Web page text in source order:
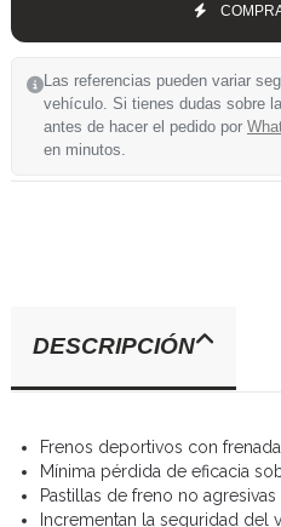
Las referencias pueden variar
vehículo. Si tienes dudas sobre
antes de hacer el pedido por
en minutos.
DESCRIPCIÓN
Frenos deportivos con
Mínima pérdida de eficacia
Pastillas de freno no
Incrementan la seguridad del